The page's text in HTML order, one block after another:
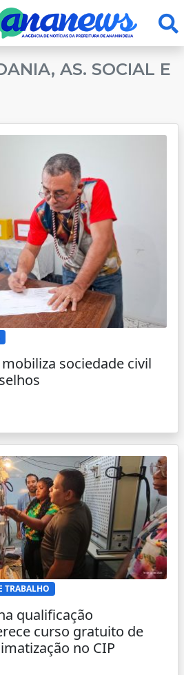
AS. SOCIAL E
mobiliza sociedade civil
TRABALHO
qualificação
curso gratuito de
no CIP